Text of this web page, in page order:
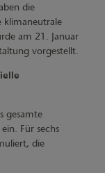
die
klimaneutrale
am 21. Januar
vorgestellt.
gesamte
Für sechs
die